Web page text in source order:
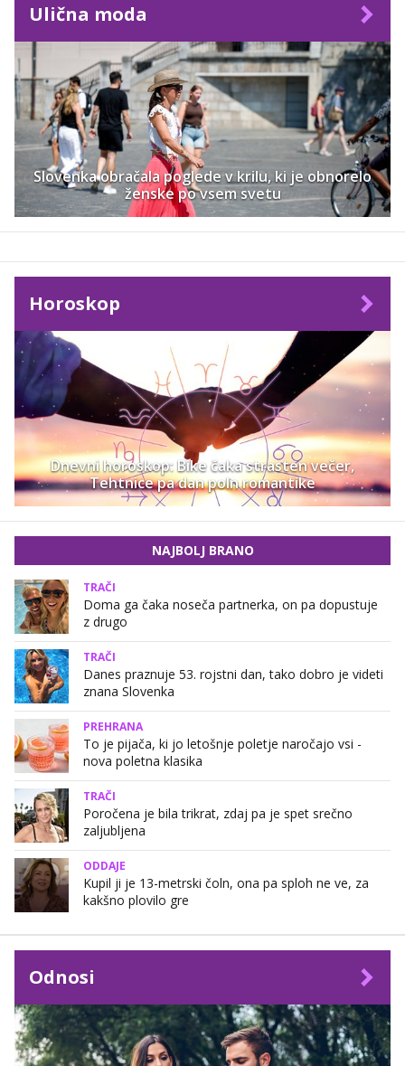
Ulična moda
Slovenka obračala poglede v krilu, ki je obnorelo
ženske po vsem svetu
Horoskop
Dnevni horoskop: Bike čaka strasten večer,
Tehtnice pa dan poln romantike
NAJBOLJ BRANO
TRAČI
Doma ga čaka noseča partnerka, on pa dopustuje
z drugo
TRAČI
Danes praznuje 53. rojstni dan, tako dobro je videti
znana Slovenka
PREHRANA
To je pijača, ki jo letošnje poletje naročajo vsi -
nova poletna klasika
TRAČI
Poročena je bila trikrat, zdaj pa je spet srečno
zaljubljena
ODDAJE
Kupil ji je 13-metrski čoln, ona pa sploh ne ve, za
kakšno plovilo gre
Odnosi